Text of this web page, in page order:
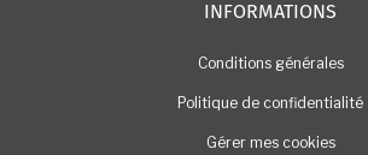
INFORMATIONS
Conditions générales
Politique de confidentialité
Gérer mes cookies